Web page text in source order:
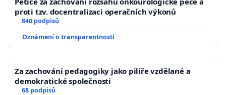
proti tzv. docentralizaci operačních výkonů
840 podpisů
Oznámení o transparentnosti
Za zachování pedagogiky jako pilíře vzdělané a
demokratické společnosti
68 podpisů